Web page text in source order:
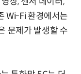
Wi-Fi 환경에서는
문제가 발생할 수